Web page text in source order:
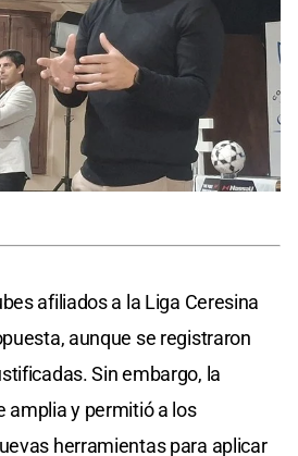
afiliados a la Liga Ceresina
aunque se registraron
Sin embargo, la
amplia y permitió a los
herramientas para aplicar